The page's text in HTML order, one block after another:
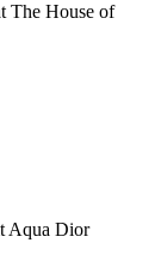
The House of
Aqua Dior